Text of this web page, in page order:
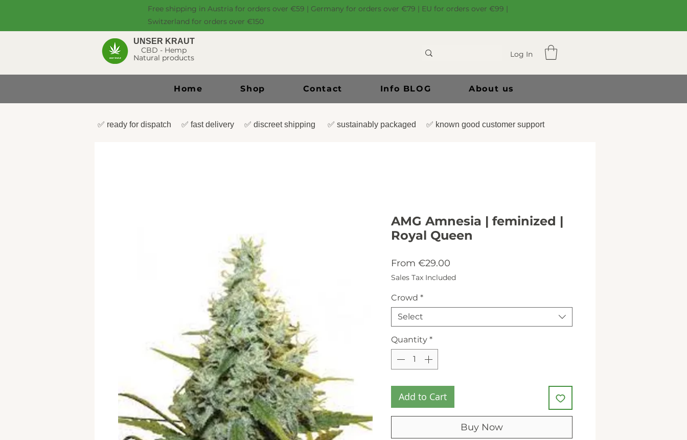
Free shipping in Austria for orders over €59 | Germany for orders over €79 | EU for orders over €99 |
Switzerland for orders over €150
UNSER KRAUT
CBD - Hemp
Natural products
Log In
Home Shop Contact Info BLOG About us
✅ ready for dispatch ✅ fast delivery ✅ discreet shipping ✅ sustainably packaged ✅ known good customer support
AMG Amnesia | feminized |
Royal Queen
From €29.00
Price
Sales Tax Included
Crowd *
Select
Quantity *
Add to Cart
Buy Now